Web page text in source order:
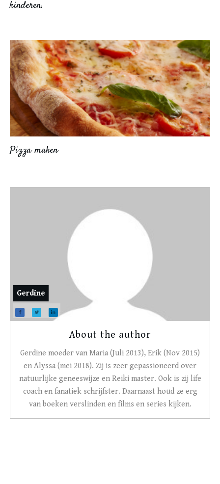
kinderen.
Pizza maken
Gerdine
About the author
Gerdine moeder van Maria (Juli 2013), Erik (Nov 2015)
en Alyssa (mei 2018). Zij is zeer gepassioneerd over
natuurlijke geneeswijze en Reiki master. Ook is zij life
coach en fanatiek schrijfster. Daarnaast houd ze erg
van boeken verslinden en films en series kijken.